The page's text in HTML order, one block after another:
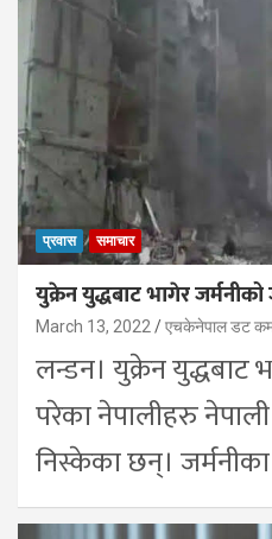
प्रवास समाचार
युक्रेन युद्धबाट भागेर
March 13, 2022 एचकेनेपाल डट
लन्डन। युक्रेन युद्धबाट
परेका नेपालीहरु
निस्केका छन्।